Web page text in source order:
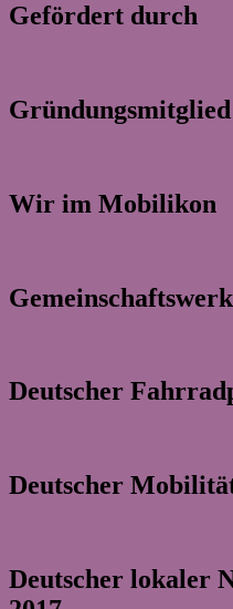
Gefördert durch
Wir im Mobilikon
Deutscher
Deutscher
Deutscher lokaler